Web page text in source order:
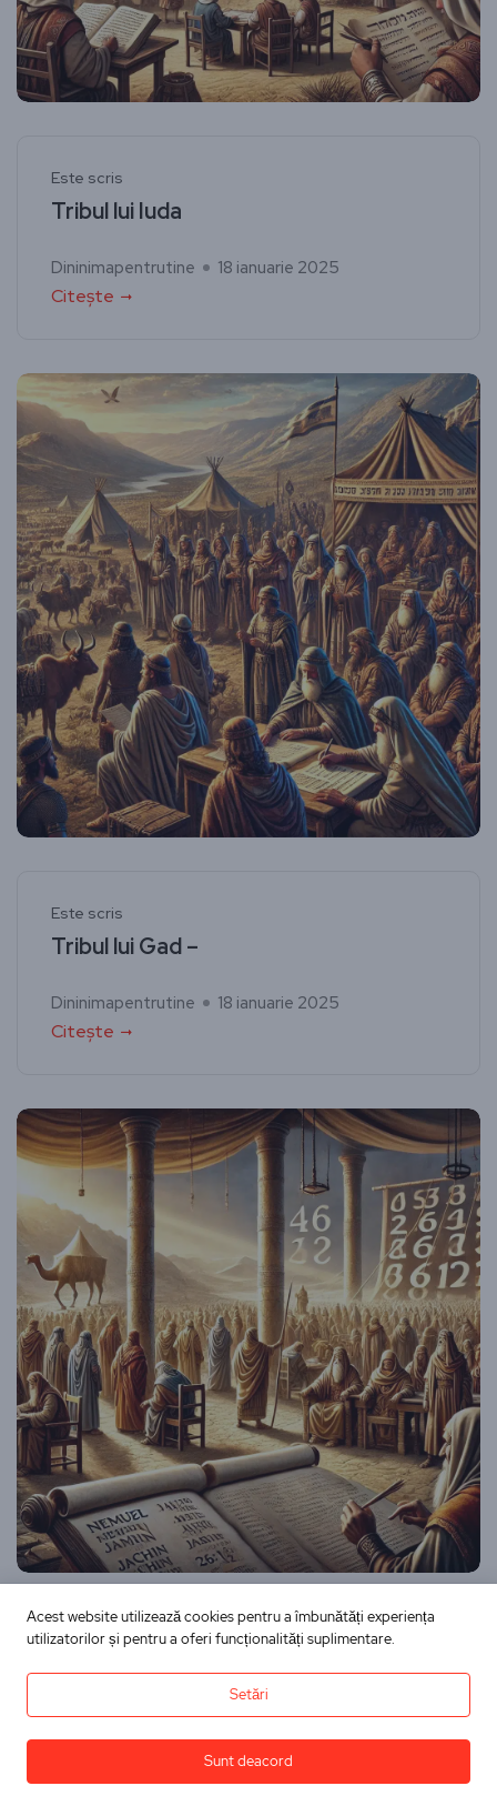
Este scris
Tribul lui Iuda
Dininimapentrutine 18 ianuarie 2025
Citește
Este scris
Tribul lui Gad –
Dininimapentrutine 18 ianuarie 2025
Citește
Este scris
Tribul lui Simeon –
Dininimapentrutine 17 ianuarie 2025
Acest website utilizează cookies pentru a îmbunătăți experiența
utilizatorilor și pentru a oferi funcționalități suplimentare.
Setări
Sunt deacord